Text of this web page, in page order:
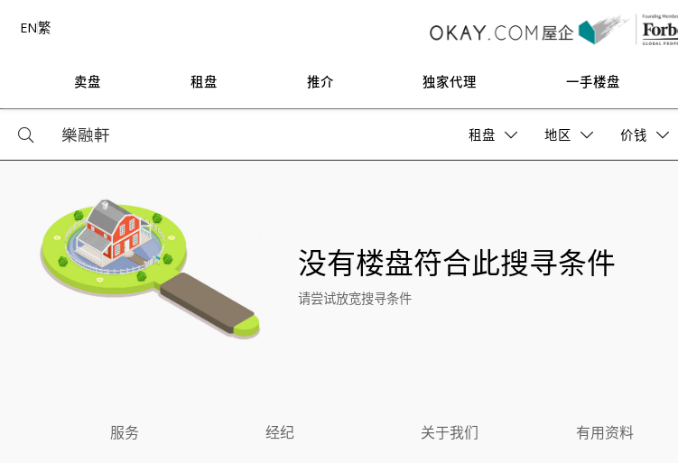
卖盘 租盘 推介 独家代理 一手楼盘
EN繁
租盘 地区 价钱
没有楼盘符合此搜寻条件
请尝试放宽搜寻条件
服务 经纪 关于我们 有用资料